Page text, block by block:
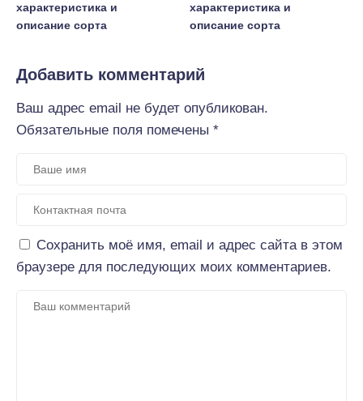
характеристика и
описание сорта
характеристика и
описание сорта
Добавить комментарий
Ваш адрес email не будет опубликован.
Обязательные поля помечены *
Сохранить моё имя, email и адрес сайта в этом
браузере для последующих моих комментариев.